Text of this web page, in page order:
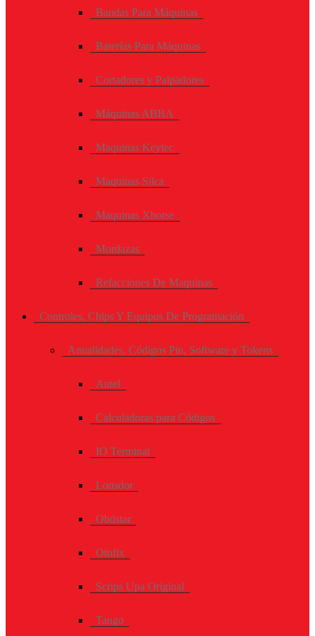
Bandas Para Máquinas
Baterías Para Máquinas
Cortadores y Palpadores
Máquinas ABBA
Maquinas Keytec
Maquinas Silca
Maquinas Xhorse
Mordazas
Refacciones De Maquinas
Controles, Chips Y Equipos De Programación
Anualidades, Códigos Pin, Software y Tokens
Autel
Calculadoras para Códigos
IO Terminal
Lonsdor
Obdstar
Otofix
Scrips Upa Original
Tango